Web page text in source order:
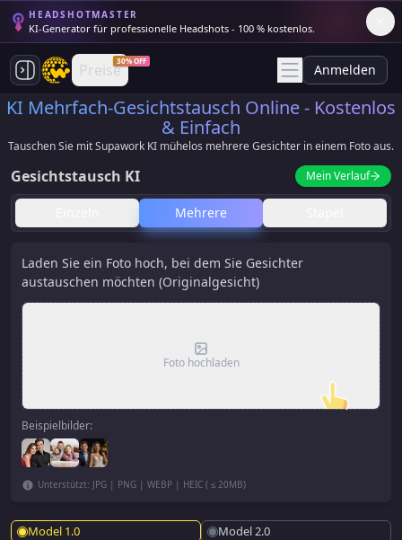
HEADSHOTMASTER
KI-Generator für professionelle Headshots - 100 % kostenlos.
Preise30% OFF
Anmelden
KI Mehrfach-Gesichtstausch Online - Kostenlos
& Einfach
Tauschen Sie mit Supawork KI mühelos mehrere Gesichter in einem Foto aus.
Gesichtstausch KI Mein Verlauf
Mehrere
Laden Sie ein Foto hoch, bei dem Sie Gesichter
austauschen möchten (Originalgesicht)
Foto hochladen
Beispielbilder:
Unterstützt: JPG | PNG | WEBP | HEIC ( ≤ 20MB)
Model 1.0 Model 2.0